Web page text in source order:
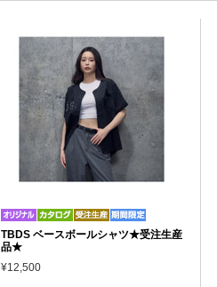
TBDS ベースボールシャツ★受注生産
品★
¥12,500